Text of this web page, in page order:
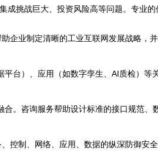
挑战巨大、投资风险高等问题。专业
企业制定清晰的工业互联网发展战略，
台）、应用（如数字孪生、AI质检）
。咨询服务帮助设计标准的接口规范、
控制、网络、应用、数据的纵深防御安